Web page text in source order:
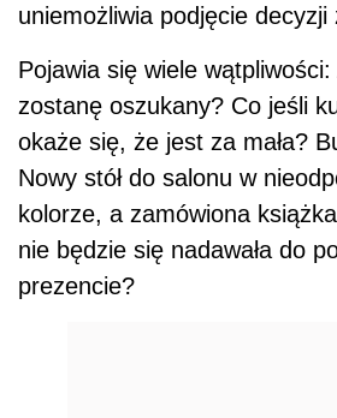
uniemożliwia podjęcie decyzji
Pojawia się wiele wątpliwości:
zostanę oszukany? Co jeśli
okaże się, że jest za mała?
Nowy stół do salonu w
kolorze, a zamówiona
nie będzie się nadawała do
prezencie?